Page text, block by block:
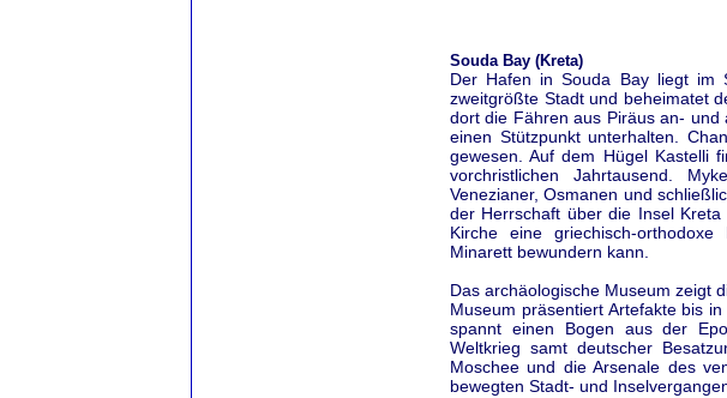
Souda Bay (Kreta)
Der Hafen in Souda Bay liegt im
zweitgrößte Stadt und beheimatet
dort die Fähren aus Piräus an-
einen Stützpunkt unterhalten.
gewesen. Auf dem Hügel Kastelli
vorchristlichen Jahrtausend.
Venezianer, Osmanen und
der Herrschaft über die Insel
Kirche eine griechisch-
Minarett bewundern kann.
Das archäologische Museum zeigt
Museum präsentiert Artefakte bis
spannt einen Bogen aus der
Weltkrieg samt deutscher
Moschee und die Arsenale des
bewegten Stadt- und